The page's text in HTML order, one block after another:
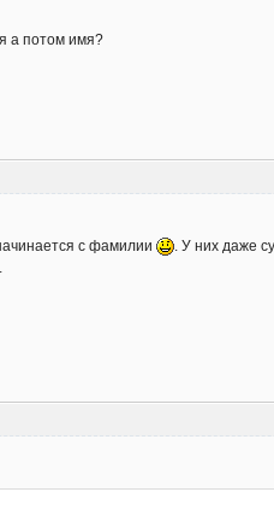
а потом имя?
с фамилии
. У них даже